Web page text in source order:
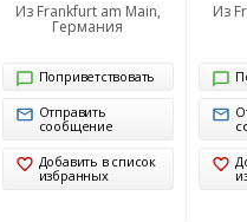
Из Frankfurt am Main,
Германия
Поприветствовать
Отправить
сообщение
Добавить в список
избранных
Из